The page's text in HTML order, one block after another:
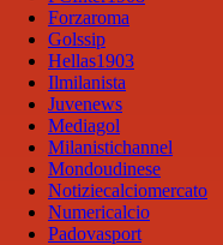
Forzaroma
Golssip
Hellas1903
Ilmilanista
Juvenews
Mediagol
Milanistichannel
Mondoudinese
Notiziecalciomercato
Numericalcio
Padovasport